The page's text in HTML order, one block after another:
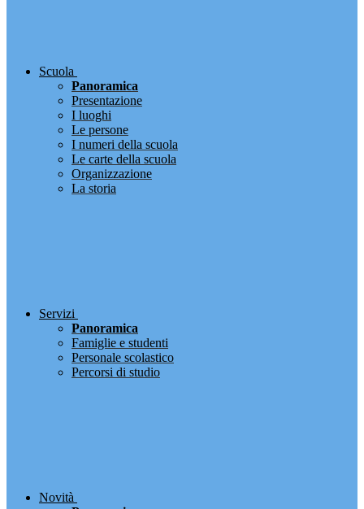
Scuola
Panoramica
Presentazione
I luoghi
Le persone
I numeri della scuola
Le carte della scuola
Organizzazione
La storia
Servizi
Panoramica
Famiglie e studenti
Personale scolastico
Percorsi di studio
Novità